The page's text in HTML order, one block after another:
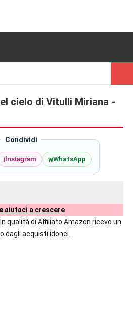
cielo di Vitulli Miriana -
Condividi
i Instagram wWhatsApp
e aiutaci a crescere
qualità di Affiliato Amazon ricevo un
dagli acquisti idonei.